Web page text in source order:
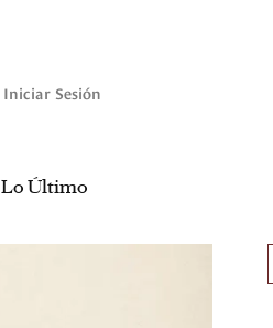
Iniciar Sesión
Lo Último